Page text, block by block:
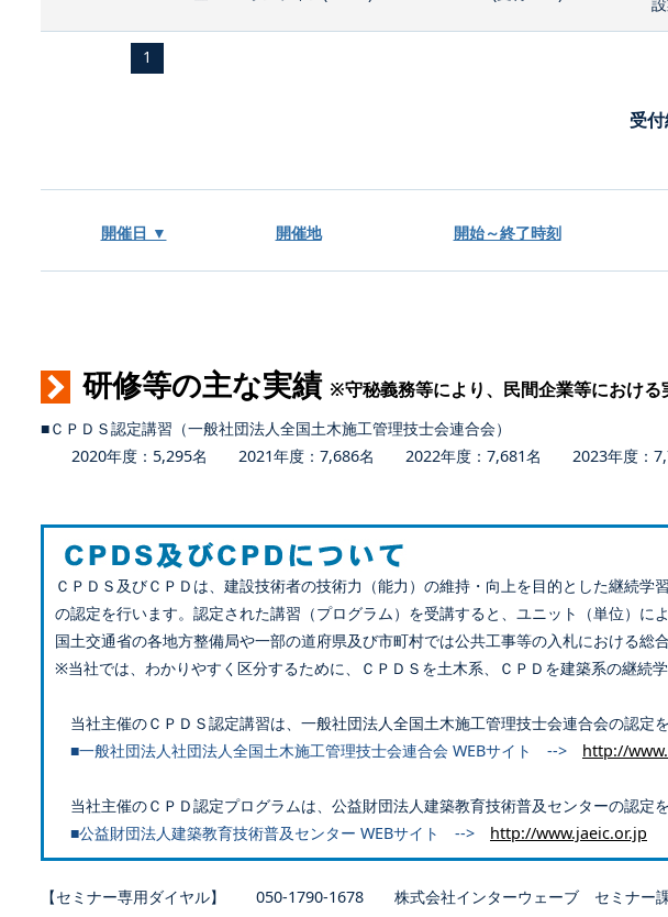
1
受
開催日 ▼ 開催地 開始～終了時刻
研修等の主な実績 ※守秘義務等により、民間企業等における
■ＣＰＤＳ認定講習（一般社団法人全国土木施工管理技士会連合会）
2020年度：5,295名 2021年度：7,686名 2022年度：7,681名 2023年度：
ＣＰＤＳ及びＣＰＤは、建設技術者の技術力（能力）の維持・向上を目的とした継続
の認定を行います。認定された講習（プログラム）を受講すると、ユニット（単位）
国土交通省の各地方整備局や一部の道府県及び市町村では公共工事等の入札における
※当社では、わかりやすく区分するために、ＣＰＤＳを土木系、ＣＰＤを建築系の継続
当社主催のＣＰＤＳ認定講習は、一般社団法人全国土木施工管理技士会連合会の認定を
■一般社団法人社団法人全国土木施工管理技士会連合会 WEBサイト --> http://
当社主催のＣＰＤ認定プログラムは、公益財団法人建築教育技術普及センターの認定を
■公益財団法人建築教育技術普及センター WEBサイト --> http://www.jaeic.or.jp
【セミナー専用ダイヤル】 050-1790-1678 株式会社インターウェーブ セミナー